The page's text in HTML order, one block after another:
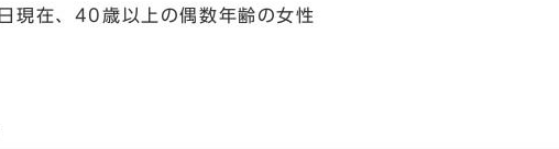
在、40歳以上の偶数年齢の女性